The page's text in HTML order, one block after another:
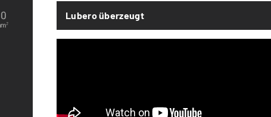
Lubero überzeugt